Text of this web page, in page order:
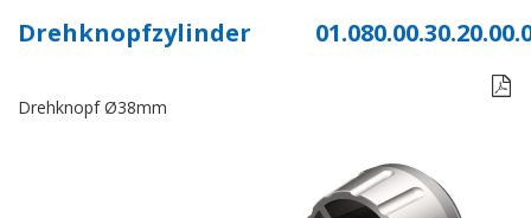
Drehknopfzylinder

Drehknopf Ø38mm